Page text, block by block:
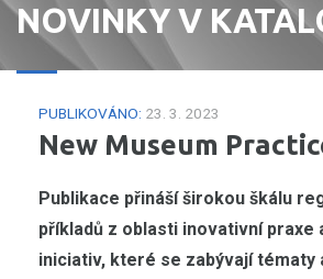
NOVINKY V
PUBLIKOVÁNO: 23. 3. 2023
New Museum
Publikace přináší širokou škálu
příkladů z oblasti inovativní praxe
iniciativ, které se zabývají tématy